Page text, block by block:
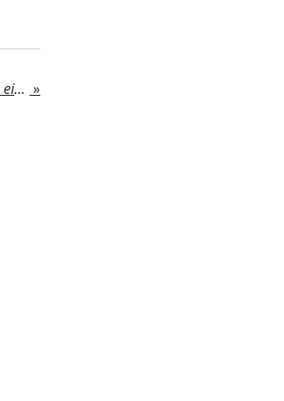
Die Straße von Maro (Nerja) nach Almuñécar, eine der gefährlichsten Strecken Andalusiens »